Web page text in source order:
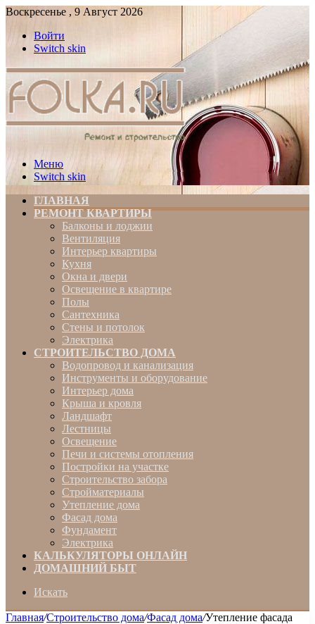
Воскресенье , 9 Август 2026
Войти
Switch skin
Меню
Switch skin
ГЛАВНАЯ
РЕМОНТ КВАРТИРЫ
Балконы и лоджии
Вентиляция
Интерьер квартиры
Кухня
Окна и двери
Освещение в квартире
Полы
Сантехника
Стены и потолок
Электрика
СТРОИТЕЛЬСТВО ДОМА
Водопровод и канализация
Инструменты и оборудование
Интерьер дома
Крыша и кровля
Ландшафт
Лестницы
Освещение
Печи и системы отопления
Постройки на участке
Строительство забора
Стройматериалы
Утепление дома
Фасад дома
Фундамент
Электрика
КАЛЬКУЛЯТОРЫ ОНЛАЙН
ДОМАШНИЙ БЫТ
Искать
Главная/Строительство дома/Фасад дома/Утепление фасада